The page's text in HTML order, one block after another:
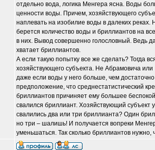
отдельно вода, логика Менгера ясна. Воды
ценности воды. Причем, хозяйствующего
наплевать на изобилие воды в далеких реках.
берется количество воды и бриллиантов на
в них. Вывод совершенно голословный. Ведь
хватает бриллиантов.
А если такую попытку все же сделать? Тогда
хозяйствующего субъекта. Не Абрамовича
даже если воды у него больше, чем
предположение, что среднестатистический
бриллиантов причиняет ему большее
свалился бриллиант. Хозяйствующий субъект
свалились два или три бриллианта? Один
но три – шалишь! И получается вопреки
уменьшаться. Так сколько бриллиантов